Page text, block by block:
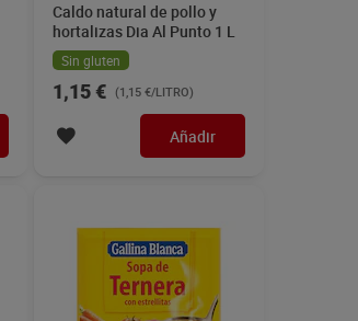
Caldo natural de pollo y
hortalizas Dia Al Punto 1 L
Sin gluten
1,15 € (1,15 €/LITRO)
Añadir